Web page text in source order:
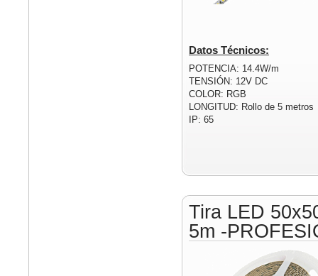
Datos Técnicos:
POTENCIA: 14.4W/m
TENSIÓN: 12V DC
COLOR: RGB
LONGITUD: Rollo de 5 metros
IP: 65
Tira LED
5m -